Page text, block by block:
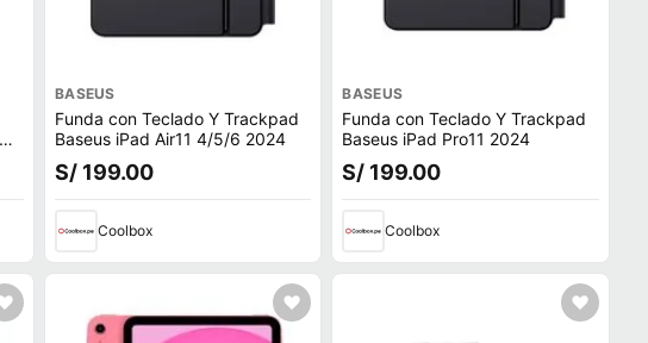
BASEUS
Funda con Teclado Y Trackpad
Baseus iPad Air11 4/5/6 2024
S/ 199.00
Coolbox
BASEUS
Funda con Teclado Y Trackpad
Baseus iPad Pro11 2024
S/ 199.00
Coolbox